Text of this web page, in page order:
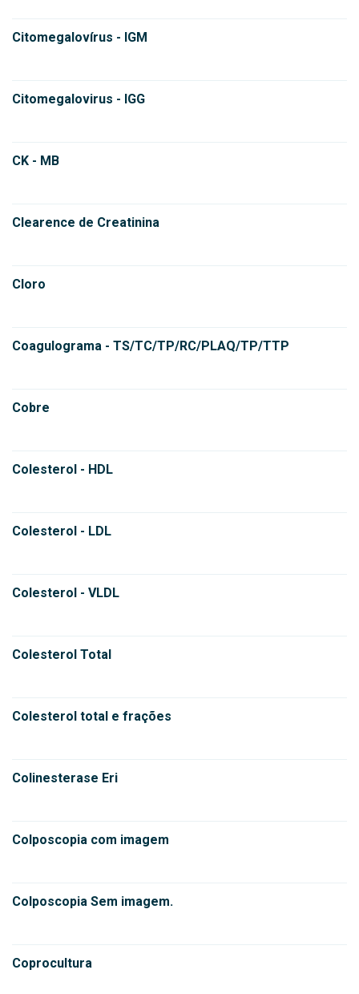
Citomegalovírus - IGM
Citomegalovirus - IGG
CK - MB
Clearence de Creatinina
Cloro
Coagulograma - TS/TC/TP/RC/PLAQ/TP/TTP
Cobre
Colesterol - HDL
Colesterol - LDL
Colesterol - VLDL
Colesterol Total
Colesterol total e frações
Colinesterase Eri
Colposcopia com imagem
Colposcopia Sem imagem.
Coprocultura